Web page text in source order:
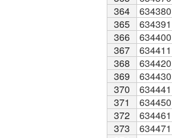
364
634380
365
634391
366
634400
367
634411
368
634420
369
634430
370
634441
371
634450
372
634461
373
634471
364
365
366
367
368
369
370
371
372
373